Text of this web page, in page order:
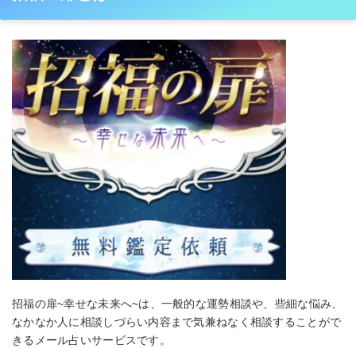
招福の扉~幸せな未来へ~は、一般的な運勢相談や、些細な悩み、
なかなか人に相談しづらい内容まで気兼ねなく相談することがで
きるメール占いサービスです。